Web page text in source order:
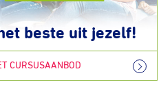
beste uit jezelf!
CURSUSAANBOD